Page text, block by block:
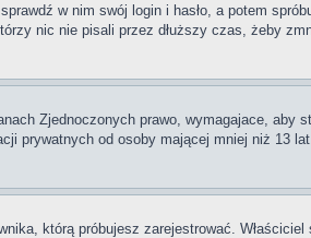
w nim swój login i hasło, a potem
nic nie pisali przez dłuższy czas, żeby
Zjednoczonych prawo, wymagajace,
prywatnych od osoby mającej mniej niż 13
którą próbujesz zarejestrować.